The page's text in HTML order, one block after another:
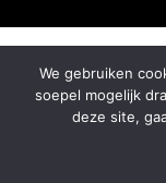
We gebruiken
soepel mogelijk
deze site,